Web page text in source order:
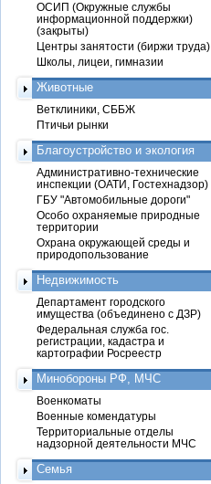
ОСИП (Окружные службы
информационной поддержки)
(закрыты)
Центры занятости (биржи труда)
Школы, лицеи, гимназии
Животные
Ветклиники, СББЖ
Птичьи рынки
Благоустройство и экология
Административно-технические
инспекции (ОАТИ, Гостехнадзор)
ГБУ "Автомобильные дороги"
Особо охраняемые природные
территории
Охрана окружающей среды и
природопользование
Недвижимость
Департамент городского
имущества (объединено с ДЗР)
Федеральная служба гос.
регистрации, кадастра и
картографии Росреестр
Минобороны РФ, МЧС
Военкоматы
Военные комендатуры
Территориальные отделы
надзорной деятельности МЧС
Семья